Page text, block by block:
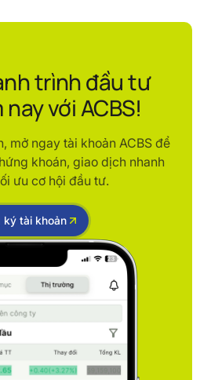
trình đầu tư
với ACBS!
mở ngay tài khoản ACBS để
khoán, giao dịch nhanh
ưu cơ hội đầu tư.
ký tài khoản